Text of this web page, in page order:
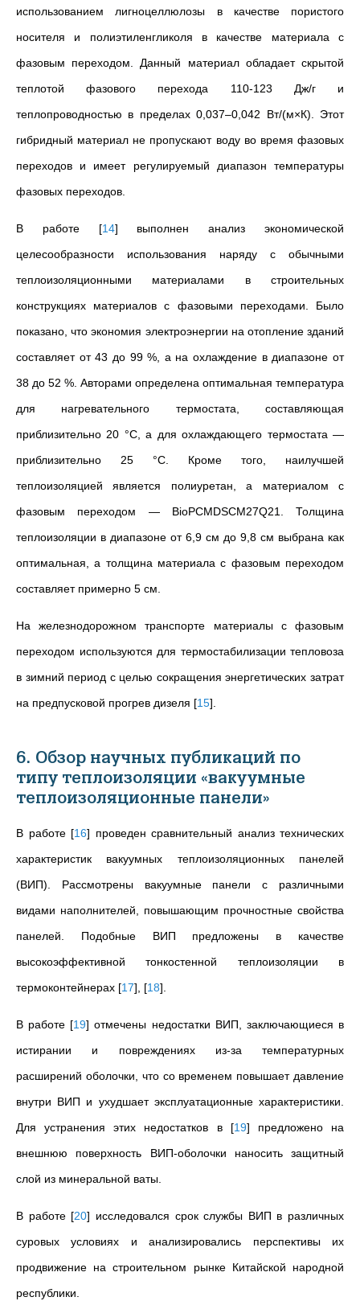
использованием лигноцеллюлозы в качестве пористого
носителя и полиэтиленгликоля в качестве материала с
фазовым переходом. Данный материал обладает скрытой
теплотой фазового перехода 110-123 Дж/г и
теплопроводностью в пределах 0,037–0,042 Вт/(м×К). Этот
гибридный материал не пропускают воду во время фазовых
переходов и имеет регулируемый диапазон температуры
фазовых переходов.
В работе [14] выполнен анализ экономической
целесообразности использования наряду с обычными
теплоизоляционными материалами в строительных
конструкциях материалов с фазовыми переходами. Было
показано, что экономия электроэнергии на отопление зданий
составляет от 43 до 99 %, а на охлаждение в диапазоне от
38 до 52 %. Авторами определена оптимальная температура
для нагревательного термостата, составляющая
приблизительно 20 °C, а для охлаждающего термостата —
приблизительно 25 °C. Кроме того, наилучшей
теплоизоляцией является полиуретан, а материалом с
фазовым переходом —BioPCMDSCM27Q21. Толщина
теплоизоляции в диапазоне от 6,9 см до 9,8 см выбрана как
оптимальная, а толщина материала с фазовым переходом
составляет примерно 5 см.
На железнодорожном транспорте материалы с фазовым
переходом используются для термостабилизации тепловоза
в зимний период с целью сокращения энергетических затрат
на предпусковой прогрев дизеля [15]
6. Обзор научных публикаций по
типу теплоизоляции «вакуумные
теплоизоляционные панели»
В работе [16] проведен сравнительный анализ технических
характеристик вакуумных теплоизоляционных панелей
(ВИП). Рассмотрены вакуумные панели с различными
видами наполнителей, повышающим прочностные свойства
панелей. Подобные ВИП предложены в качестве
высокоэффективной тонкостенной теплоизоляции в
термоконтейнерах [17] [18]
В работе [19] отмечены недостатки ВИП, заключающиеся в
истирании и повреждениях из-за температурных
расширений оболочки, что со временем повышает давление
внутри ВИП и ухудшает эксплуатационные характеристики.
Для устранения этих недостатков в [19] предложено на
внешнюю поверхность ВИП-оболочки наносить защитный
слой из минеральной ваты.
В работе [20] исследовался срок службы ВИП в различных
суровых условиях и анализировались перспективы их
продвижение на строительном рынке Китайской народной
республики.